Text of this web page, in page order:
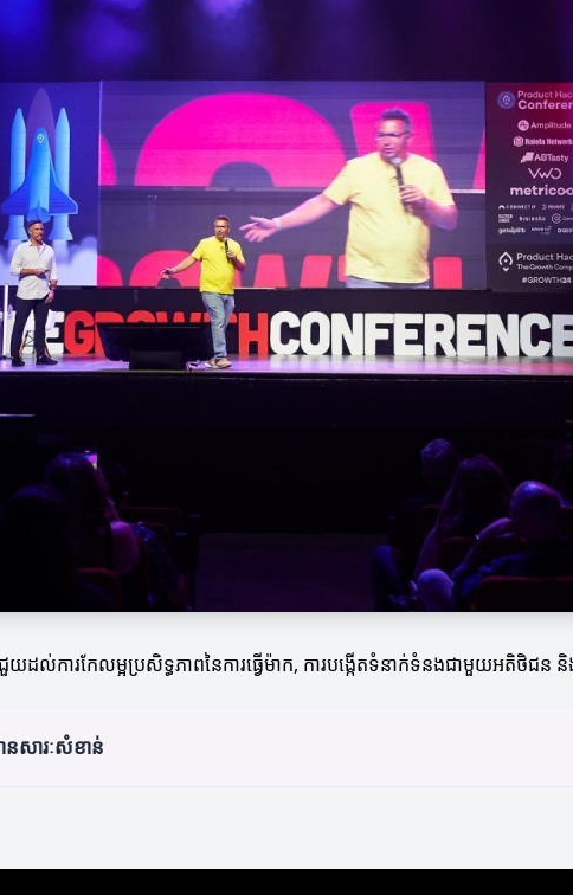
ការកែលម្អប្រសិទ្ធភាពនៃការធ្វើម៉ាក, ការបង្កើតទំនាក់ទំនងជាមួយអតិថិជន និង
នសារៈសំខាន់